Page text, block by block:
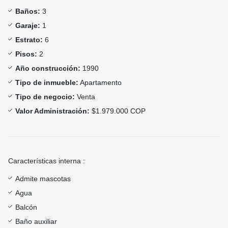
Baños: 3
Garaje: 1
Estrato: 6
Pisos: 2
Año construcción: 1990
Tipo de inmueble: Apartamento
Tipo de negocio: Venta
Valor Administración: $1.979.000 COP
Características interna :
Admite mascotas
Agua
Balcón
Baño auxiliar